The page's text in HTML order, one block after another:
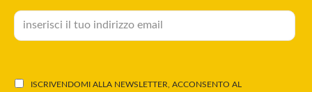
ISCRIVENDOMI ALLA NEWSLETTER, ACCONSENTO AL